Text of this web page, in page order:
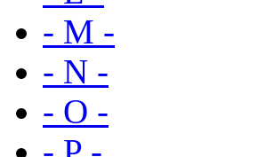
- M -
- N -
- O -